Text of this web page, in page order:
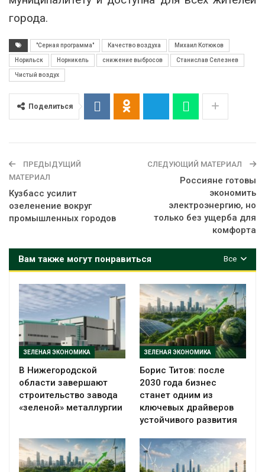
города.
"Серная программа" Качество воздуха Михаил Котюков
Норильск Норникель снижение выбросов Станислав Селезнев
Чистый воздух
Поделиться
ПРЕДЫДУЩИЙ
МАТЕРИАЛ
Кузбасс усилит
озеленение вокруг
промышленных городов
СЛЕДУЮЩИЙ МАТЕРИАЛ
Россияне готовы
экономить
электроэнергию, но
только без ущерба для
комфорта
Все
Вам также могут понравиться
ЗЕЛЕНАЯ ЭКОНОМИКА
В Нижегородской
области завершают
строительство завода
«зеленой» металлургии
ЗЕЛЕНАЯ ЭКОНОМИКА
Борис Титов: после
2030 года бизнес
станет одним из
ключевых драйверов
устойчивого развития